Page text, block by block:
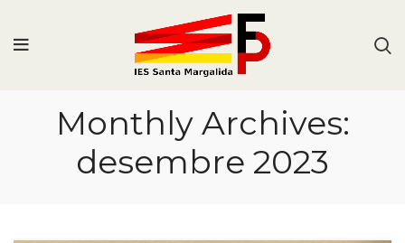
Monthly Archives:
desembre 2023